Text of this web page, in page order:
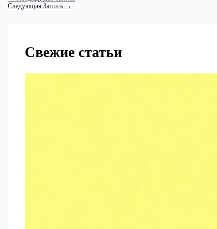
Следующая Запись →
Свежие статьи